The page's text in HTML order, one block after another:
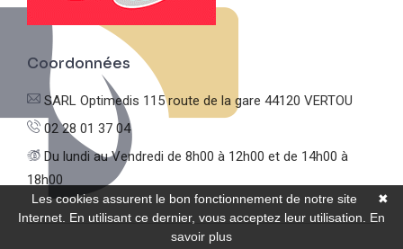
Coordonnées
SARL Optimedis 115 route de la gare 44120 VERTOU
02 28 01 37 04
Du lundi au Vendredi de 8h00 à 12h00 et de 14h00 à
18h00
✖
Les cookies assurent le bon fonctionnement de notre site
Internet. En utilisant ce dernier, vous acceptez leur utilisation. En
savoir plus